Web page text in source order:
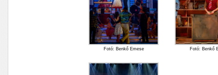
Fotó: Benkő Emese Fotó: Benkő